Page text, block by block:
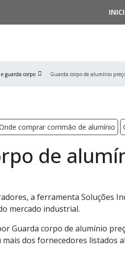
guarda corpo Guarda corpo de alumínio
comprar corrimão de alumínio
de
a ferramenta Soluções
mercado industrial.
Guarda corpo de alumínio
dos fornecedores listados